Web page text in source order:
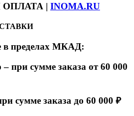
| INOMA.RU
в пределах МКАД:
– при сумме заказа от 60 000
сумме заказа до 60 000 ₽